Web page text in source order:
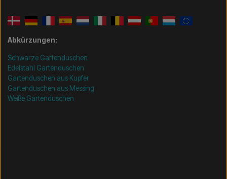
Abkürzungen:
Schwarze Gartenduschen
Edelstahl Gartenduschen
Gartenduschen aus Kupfer
Gartenduschen aus Messing
Weiße Gartenduschen